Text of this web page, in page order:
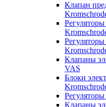
Клапан
Клапаны
VAS
Блоки
Клапаны